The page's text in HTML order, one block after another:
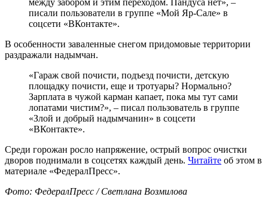
писали пользователи в группе «Мой Яр-Сале» в
соцсети «ВКонтакте».
В особенности заваленные снегом придомовые территории
раздражали надымчан.
«Гараж свой почисти, подъезд почисти, детскую
площадку почисти, еще и тротуары? Нормально?
Зарплата в чужой карман капает, пока мы тут сами
лопатами чистим?», – писал пользователь в группе
«Злой и добрый надымчанин» в соцсети
«ВКонтакте».
Среди горожан росло напряжение, острый вопрос очистки
дворов поднимали в соцсетях каждый день. Читайте об этом в
материале «ФедералПресс».
Фото: ФедералПресс / Светлана Возмилова